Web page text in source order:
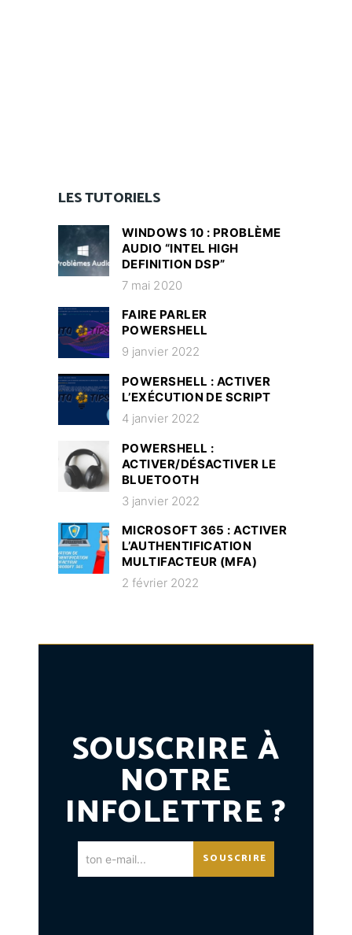
LES TUTORIELS
WINDOWS 10 : PROBLÈME
AUDIO “INTEL HIGH
DEFINITION DSP”
7 mai 2020
FAIRE PARLER
POWERSHELL
9 janvier 2022
POWERSHELL : ACTIVER
L’EXÉCUTION DE SCRIPT
4 janvier 2022
POWERSHELL :
ACTIVER/DÉSACTIVER LE
BLUETOOTH
3 janvier 2022
MICROSOFT 365 : ACTIVER
L’AUTHENTIFICATION
MULTIFACTEUR (MFA)
2 février 2022
SOUSCRIRE À
NOTRE
INFOLETTRE ?
SOUSCRIRE